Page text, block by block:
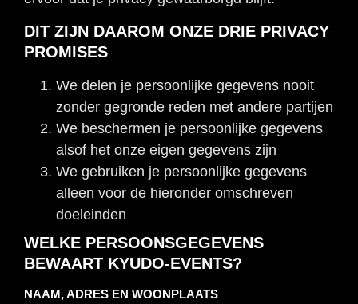
DIT ZIJN DAAROM ONZE DRIE PRIVACY
PROMISES
We delen je persoonlijke gegevens nooit
zonder gegronde reden met andere partijen
We beschermen je persoonlijke gegevens
alsof het onze eigen gegevens zijn
We gebruiken je persoonlijke gegevens
alleen voor de hieronder omschreven
doeleinden
WELKE PERSOONSGEGEVENS
BEWAART KYUDO-EVENTS?
NAAM, ADRES EN WOONPLAATS